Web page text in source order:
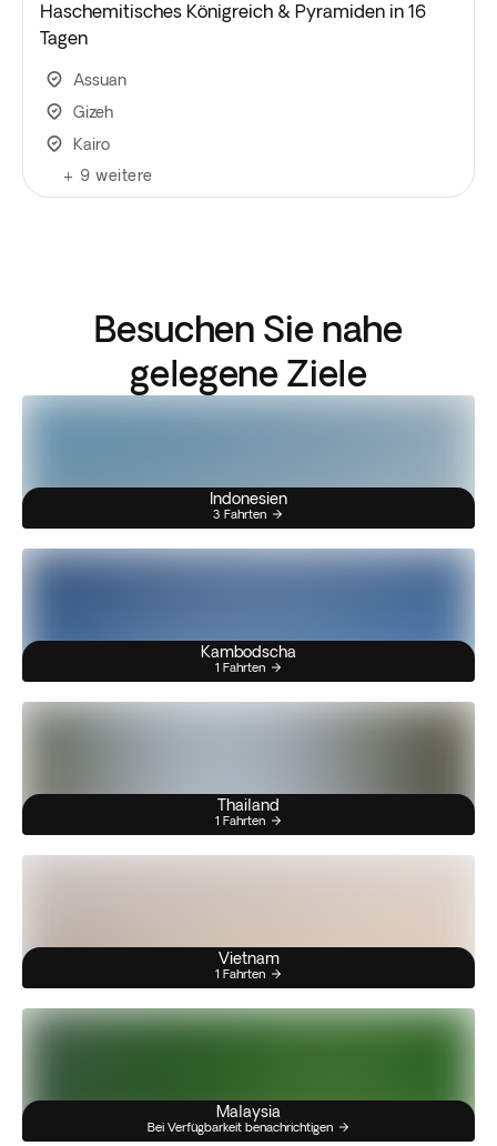
Haschemitisches Königreich & Pyramiden in 16
Tagen
Assuan
Gizeh
Kairo
+ 9 weitere
Besuchen Sie nahe
gelegene Ziele
Indonesien
3 Fahrten
Kambodscha
1 Fahrten
Thailand
1 Fahrten
Vietnam
1 Fahrten
Malaysia
Bei Verfügbarkeit benachrichtigen